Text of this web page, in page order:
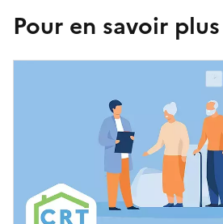
Pour en savoir plus